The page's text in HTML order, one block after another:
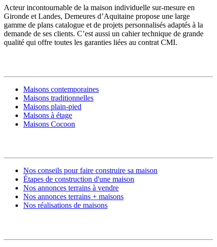
Acteur incontournable de la maison individuelle sur-mesure en
Gironde et Landes, Demeures d’Aquitaine propose une large
gamme de plans catalogue et de projets personnalisés adaptés à la
demande de ses clients. C’est aussi un cahier technique de grande
qualité qui offre toutes les garanties liées au contrat CMI.
Maisons contemporaines
Maisons traditionnelles
Maisons plain-pied
Maisons à étage
Maisons Cocoon
Nos conseils pour faire construire sa maison
Étapes de construction d'une maison
Nos annonces terrains à vendre
Nos annonces terrains + maisons
Nos réalisations de maisons